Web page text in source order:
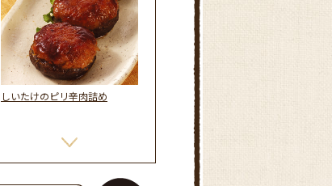
しいたけのピリ辛肉詰め